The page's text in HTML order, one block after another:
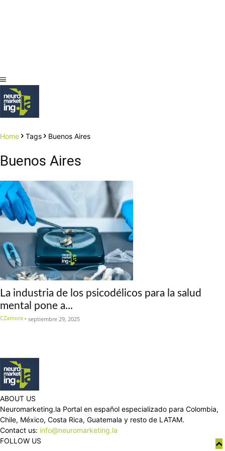
Home Tags Buenos Aires
Buenos Aires
La industria de los psicodélicos para la salud
mental pone a...
CZamora - septiembre 29, 2025
ABOUT US
Neuromarketing.la Portal en español especializado para Colombia,
Chile, México, Costa Rica, Guatemala y resto de LATAM.
Contact us: info@neuromarketing.la
FOLLOW US